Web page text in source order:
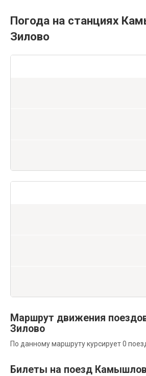
Погода на станциях
Зилово
Маршрут движения
Зилово
По данному маршруту курсирует 0
Билеты на поезд